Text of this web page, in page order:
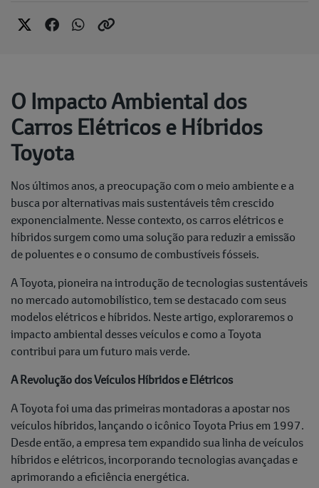
O Impacto Ambiental dos
Carros Elétricos e Híbridos
Toyota
Nos últimos anos, a preocupação com o meio ambiente e a
busca por alternativas mais sustentáveis têm crescido
exponencialmente. Nesse contexto, os carros elétricos e
híbridos surgem como uma solução para reduzir a emissão
de poluentes e o consumo de combustíveis fósseis.
A Toyota, pioneira na introdução de tecnologias sustentáveis
no mercado automobilístico, tem se destacado com seus
modelos elétricos e híbridos. Neste artigo, exploraremos o
impacto ambiental desses veículos e como a Toyota
contribui para um futuro mais verde.
A Revolução dos Veículos Híbridos e Elétricos
A Toyota foi uma das primeiras montadoras a apostar nos
veículos híbridos, lançando o icônico Toyota Prius em 1997.
Desde então, a empresa tem expandido sua linha de veículos
híbridos e elétricos, incorporando tecnologias avançadas e
aprimorando a eficiência energética.